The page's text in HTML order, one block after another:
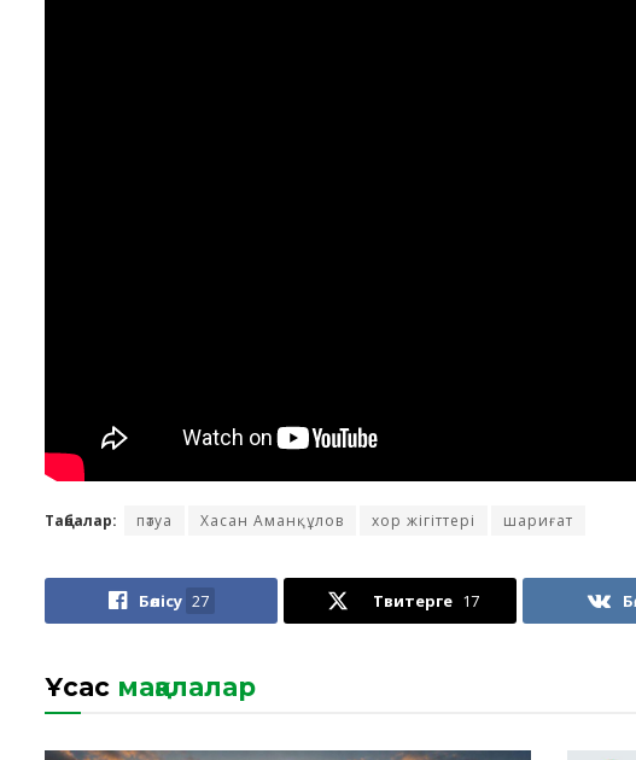
Таңбалар: пәтуа Хасан Аманқұлов хор жігіттері шариғат
Бөлісу 27 Твитерге 17
Ұқсас мақалалар